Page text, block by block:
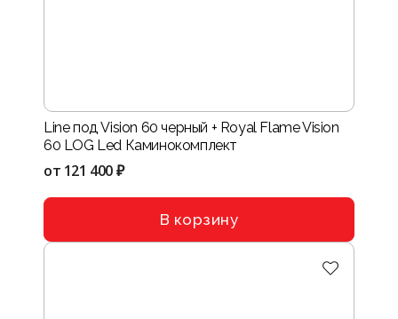
Line под Vision 60 черный + Royal Flame Vision
60 LOG Led Каминокомплект
от 121 400 ₽
В корзину